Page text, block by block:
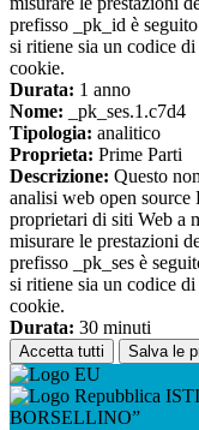
prefisso _pk_id è
si ritiene sia un codice
cookie.
Durata: 1 anno
Nome: _pk_ses.1.c7d4
Tipologia: analitico
Proprieta: Prime Parti
Descrizione: Questo
analisi web open
proprietari di siti Web a
misurare le prestazioni
prefisso _pk_ses è
si ritiene sia un codice
cookie.
Durata: 30 minuti
Accetta tutti Salva le
BORSELLINO”